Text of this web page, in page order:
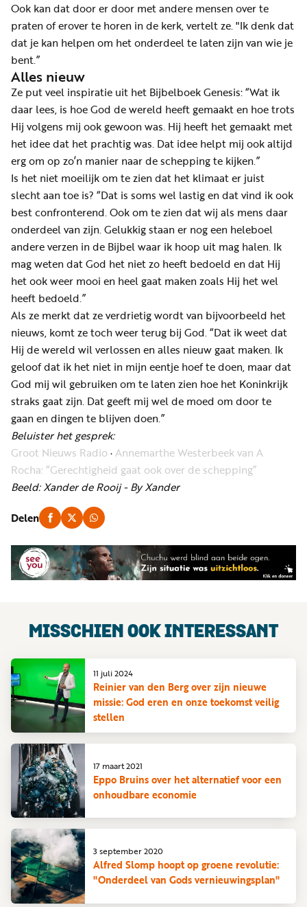
Ook kan dat door er door met andere mensen over te
praten of erover te horen in de kerk, vertelt ze. "Ik denk dat
dat je kan helpen om het onderdeel te laten zijn van wie je
bent.”
Alles nieuw
Ze put veel inspiratie uit het Bijbelboek Genesis: “Wat ik
daar lees, is hoe God de wereld heeft gemaakt en hoe trots
Hij volgens mij ook gewoon was. Hij heeft het gemaakt met
het idee dat het prachtig was. Dat idee helpt mij ook altijd
erg om op zo’n manier naar de schepping te kijken.”
Is het niet moeilijk om te zien dat het klimaat er juist
slecht aan toe is? “Dat is soms wel lastig en dat vind ik ook
best confronterend. Ook om te zien dat wij als mens daar
onderdeel van zijn. Gelukkig staan er nog een heleboel
andere verzen in de Bijbel waar ik hoop uit mag halen. Ik
mag weten dat God het niet zo heeft bedoeld en dat Hij
het ook weer mooi en heel gaat maken zoals Hij het wel
heeft bedoeld.”
Als ze merkt dat ze verdrietig wordt van bijvoorbeeld het
nieuws, komt ze toch weer terug bij God. “Dat ik weet dat
Hij de wereld wil verlossen en alles nieuw gaat maken. Ik
geloof dat ik het niet in mijn eentje hoef te doen, maar dat
God mij wil gebruiken om te laten zien hoe het Koninkrijk
straks gaat zijn. Dat geeft mij wel de moed om door te
gaan en dingen te blijven doen.”
Beluister het gesprek:
Groot Nieuws Radio ·Annemarthe Westerbeek van A
Rocha: “Gerechtigheid gaat ook over de schepping”
Beeld: Xander de Rooij - By Xander
Delen
MISSCHIEN OOK INTERESSANT
Reinier van den Berg over zijn nieuwe
missie: God eren en onze toekomst veilig
stellen
11 juli 2024
Eppo Bruins over het alternatief voor een
onhoudbare economie
17 maart 2021
Alfred Slomp hoopt op groene revolutie:
"Onderdeel van Gods vernieuwingsplan"
3 september 2020